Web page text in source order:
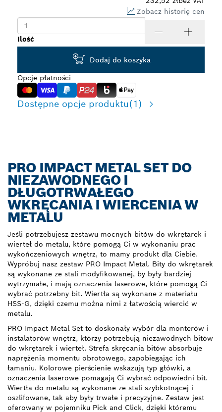
Zobacz historię cen
Ilość
Dodaj do koszyka
Opcje płatności
Dostępne opcje produktu(1)
PRO IMPACT METAL SET DO
NIEZAWODNEGO I
DŁUGOTRWAŁEGO
WKRĘCANIA I WIERCENIA W
METALU
Jeśli potrzebujesz zestawu mocnych bitów do wkrętarek i
wierteł do metalu, które pomogą Ci w wykonaniu prac
wykończeniowych wnętrz, to mamy produkt dla Ciebie.
Wypróbuj nasz zestaw PRO Impact Metal. Bity do wkrętarek
są wykonane ze stali modyfikowanej, by były bardziej
wytrzymałe, i mają oznaczenia laserowe, które pomogą Ci
wybrać potrzebny bit. Wiertła są wykonane z materiału
HSS-G, dzięki czemu można nimi z łatwością wiercić w
metalu.
PRO Impact Metal Set to doskonały wybór dla monterów i
instalatorów wnętrz, którzy potrzebują niezawodnych bitów
do wkrętarek i wierteł. Strefa skręcania bitów absorbuje
naprężenia momentu obrotowego, zapobiegając ich
łamaniu. Kolorowe pierścienie wskazują typ główki, a
oznaczenia laserowe pomagają Ci wybrać odpowiedni bit.
Wiertła do metalu są wykonane ze stali szybkotnącej i
oszlifowane, tak aby były trwałe i precyzyjne. Zestaw jest
oferowany w pojemniku Pick and Click, dzięki któremu